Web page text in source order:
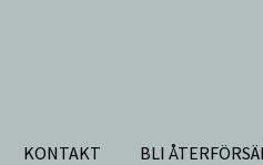
KONTAKT BLI